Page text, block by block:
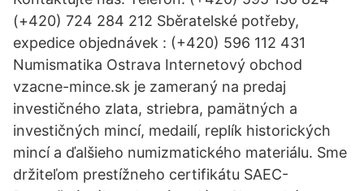
(+420) 724 284 212 Sběratelské potřeby,
expedice objednávek : (+420) 596 112 431
Numismatika Ostrava Internetový obchod
vzacne-mince.sk je zameraný na predaj
investičného zlata, striebra, pamätných a
investičných mincí, medailí, replík historických
mincí a ďalšieho numizmatického materiálu. Sme
držiteľom prestížneho certifikátu SAEC-